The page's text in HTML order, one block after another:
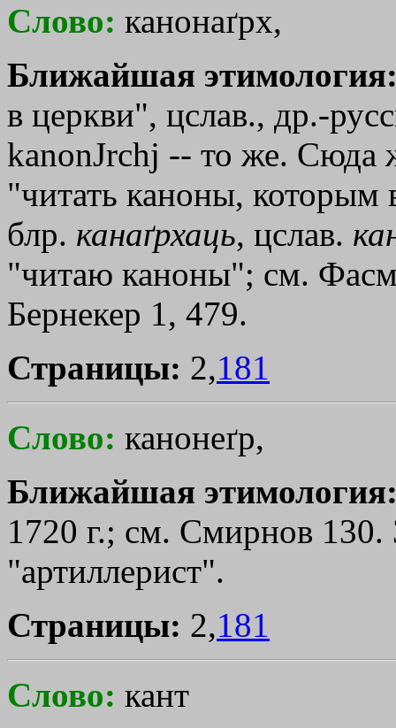
Слово: канонаґрх,
Ближайшая
в церкви", цслав., др.-
kanonЈrchj -- то же. Сюда
"читать каноны, которым
блр. канаґрхаць, цслав.
"читаю каноны"; см.
Бернекер 1, 479.
Страницы: 2,181
Слово: канонеґр,
Ближайшая
1720 г.; см. Смирнов
"артиллерист".
Страницы: 2,181
Слово: кант